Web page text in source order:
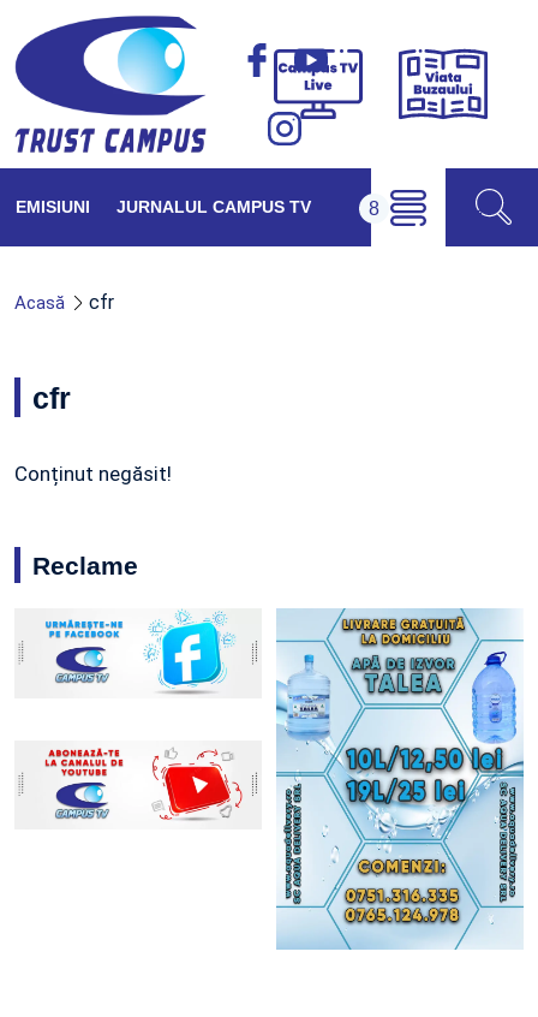
Campus
Viața
EMISIUNI JURNALUL CAMPUS TV
Acasă cfr
cfr
Conținut negăsit!
Reclame